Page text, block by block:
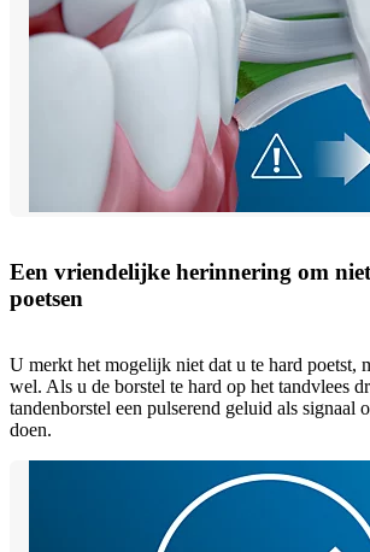
Een vriendelijke herinnering om
poetsen
U merkt het mogelijk niet dat u te hard poetst,
wel. Als u de borstel te hard op het tandvlees
tandenborstel een pulserend geluid als signaal
doen.